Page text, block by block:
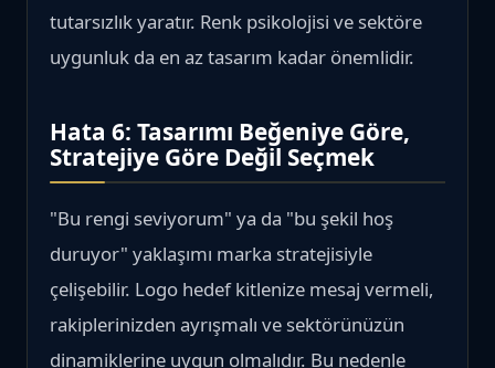
tutarsızlık yaratır. Renk psikolojisi ve sektöre
uygunluk da en az tasarım kadar önemlidir.
Hata 6: Tasarımı Beğeniye Göre,
Stratejiye Göre Değil Seçmek
"Bu rengi seviyorum" ya da "bu şekil hoş
duruyor" yaklaşımı marka stratejisiyle
çelişebilir. Logo hedef kitlenize mesaj vermeli,
rakiplerinizden ayrışmalı ve sektörünüzün
dinamiklerine uygun olmalıdır. Bu nedenle